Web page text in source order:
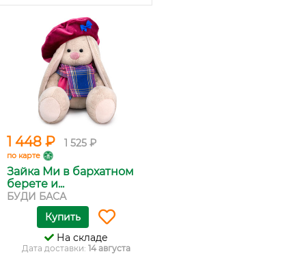
1 448 ₽ 1 525 ₽
по карте
Зайка Ми в бархатном
берете и...
БУДИ БАСА
Купить
На складе
Дата доставки: 14 августа